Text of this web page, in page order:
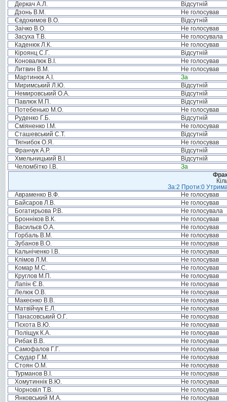
Деркач А.Л.
Відсутній
Дзонь В.М.
Не голосував
Євдокимов В.О.
Відсутній
Заічко В.О.
Не голосував
Засуха Т.В.
Не голосувала
Каденюк Л.К.
Не голосував
Кіроянц С.Г.
Відсутній
Коновалюк В.І.
Не голосував
Литвин В.М.
Не голосував
Мартинюк А.І.
За
Миримський Л.Ю.
Відсутній
Немировський О.А.
Відсутній
Павлюк М.П.
Відсутній
Потебенько М.О.
Не голосував
Руденко Г.Б.
Відсутній
Сміяненко І.М.
Не голосував
Сташевський С.Т.
Відсутній
Тягнибок О.Я.
Не голосував
Франчук А.Р.
Відсутній
Хмельницький В.І.
Відсутній
Челомбітко І.В.
За
За:2 Проти:0
Авраменко В.Ф.
Не голосував
Байсаров Л.В.
Не голосував
Богатирьова Р.В.
Не голосувала
Бронніков В.К.
Не голосував
Васильєв О.А.
Не голосував
Горбаль В.М.
Не голосував
Зубанов В.О.
Не голосував
Кальніченко І.В.
Не голосував
Клімов Л.М.
Не голосував
Комар М.С.
Не голосував
Круглов М.П.
Не голосував
Лапін Є.В.
Не голосував
Лелюк О.В.
Не голосував
Макеєнко В.В.
Не голосував
Матвійчук Е.Л.
Не голосував
Панасовський О.Г.
Не голосував
Пєхота В.Ю.
Не голосував
Поліщук К.А.
Не голосував
Рибак В.В.
Не голосував
Самофалов Г.Г.
Не голосував
Скудар Г.М.
Не голосував
Стоян О.М.
Не голосував
Турманов В.І.
Не голосував
Хомутиннік В.Ю.
Не голосував
Чорновіл Т.В.
Не голосував
Янковський М.А.
Не голосував